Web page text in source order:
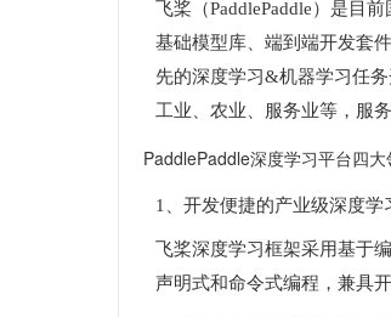
飞桨（PaddlePaddle）是目
基础模型库、端到端开发套
先的深度学习&机器学习任
工业、农业、服务业等，服
PaddlePaddle深度学习平台四
1、开发便捷的产业级深度学
飞桨深度学习框架采用基于
声明式和命令式编程，兼具